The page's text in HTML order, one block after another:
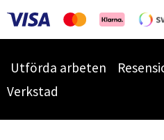
Utförda arbeten
Verkstad